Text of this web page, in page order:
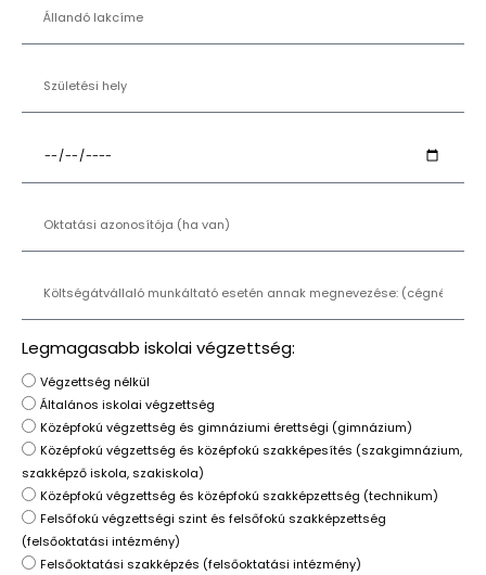
Legmagasabb iskolai végzettség:
Végzettség nélkül
Általános iskolai végzettség
Középfokú végzettség és gimnáziumi érettségi (gimnázium)
Középfokú végzettség és középfokú szakképesítés (szakgimnázium,
szakképző iskola, szakiskola)
Középfokú végzettség és középfokú szakképzettség (technikum)
Felsőfokú végzettségi szint és felsőfokú szakképzettség
(felsőoktatási intézmény)
Felsőoktatási szakképzés (felsőoktatási intézmény)